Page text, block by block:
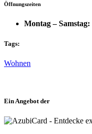
Öffnungszeiten
Montag – Samstag:
Tags:
Wohnen
Ein Angebot der